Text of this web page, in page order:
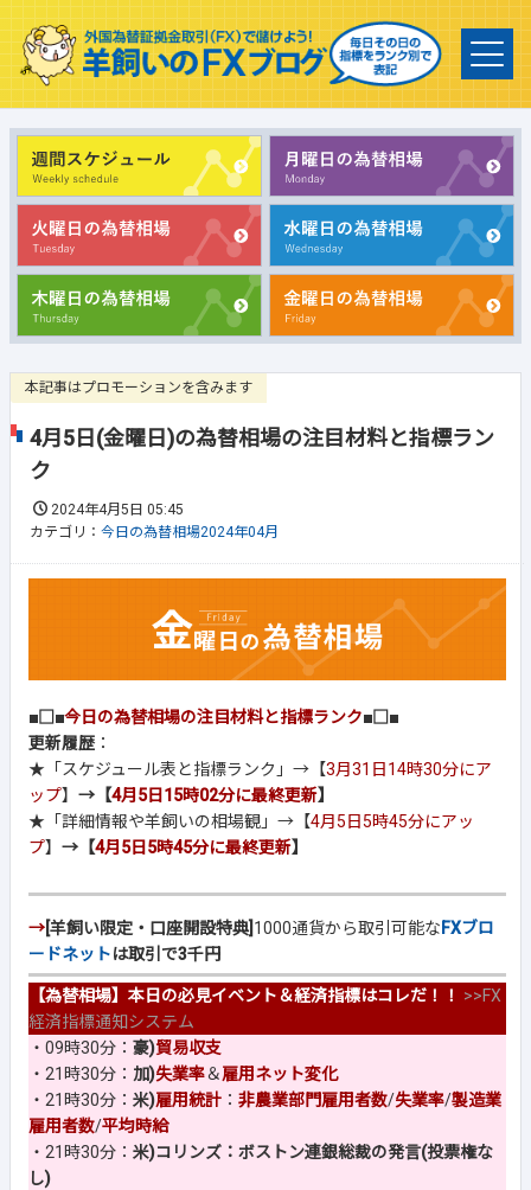
本記事はプロモーションを含みます
4月5日(金曜日)の為替相場の注目材料と指標ラン
ク
2024年4月5日 05:45
カテゴリ： 今日の為替相場2024年04月
■□■今日の為替相場の注目材料と指標ランク■□■
更新履歴 ：
★「スケジュール表と指標ランク」→【3月31日14時30分にア
ップ】 →【4月5日15時02分に最終更新】
★「詳細情報や羊飼いの相場観」→【4月5日5時45分にアッ
プ】 →【4月5日5時45分に最終更新】
→[羊飼い限定・口座開設特典] 1000通貨から取引可能な FXブロ
ードネットは取引で3千円
【為替相場】本日の必見イベント＆経済指標はコレだ！！ >>FX
経済指標通知システム
・09時30分： 豪)貿易収支
・21時30分： 加)失業率＆雇用ネット変化
・21時30分： 米)雇用統計 ： 非農業部門雇用者数/失業率/製造業
雇用者数/平均時給
・21時30分： 米)コリンズ：ボストン連銀総裁の発言(投票権な
し)